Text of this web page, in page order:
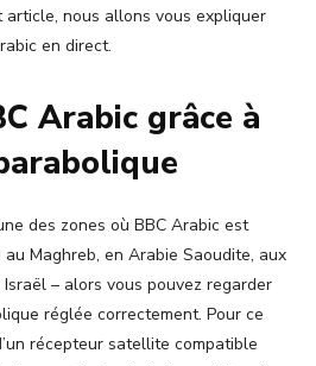
article, nous allons vous expliquer
en direct.
Arabic grâce à
des zones où BBC Arabic est
Maghreb, en Arabie Saoudite, aux
– alors vous pouvez regarder
réglée correctement. Pour ce
récepteur satellite compatible